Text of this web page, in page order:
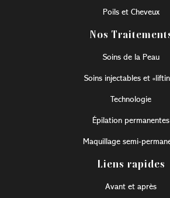
Poils et Cheveux
Nos
Soins de la Peau
Soins injectables et
Technologie
Épilation permanentes
Maquillage semi-
Liens rapides
Avant et après